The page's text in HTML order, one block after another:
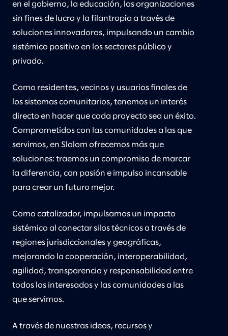
en el gobierno, la educación, las organizaciones
sin fines de lucro y la filantropía a través de
soluciones innovadoras, impulsando un cambio
sistémico positivo en los sectores público y
privado.
Como residentes, vecinos y usuarios finales de
los sistemas comunitarios, tenemos un interés
directo en hacer que cada proyecto sea un éxito.
Comprometidos con las comunidades a las que
servimos, en Slalom ofrecemos más que
soluciones: traemos un compromiso de marcar
la diferencia, con pasión e impulso incansable
para crear un futuro mejor.
Como catalizador, impulsamos un impacto
sistémico al conectar silos técnicos a través de
regiones jurisdiccionales y geográficas,
mejorando la cooperación, interoperabilidad,
agilidad, transparencia y responsabilidad entre
todos los interesados y las comunidades a las
que servimos.
A través de nuestras ideas, recursos y